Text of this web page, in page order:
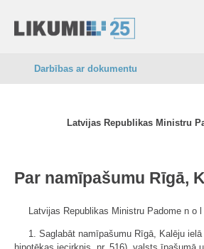
Darbības ar dokumentu
Latvijas Republikas Ministru
Par namīpašumu Rīgā,
Latvijas Republikas Ministru Padome n o
1. Saglabāt namīpašumu Rīgā, Kalēju ielā